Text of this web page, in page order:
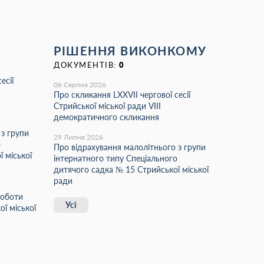
групи
міської
РІШЕННЯ ВИКОНКОМУ
ДОКУМЕНТІВ: 0
06 Серпня 2026
Про скликання LХХVІІ чергової сесії
Стрийської міської ради VIII
демократичного скликання
29 Липня 2026
Про відрахування малолітнього з групи
інтернатного типу Спеціального
дитячого садка № 15 Стрийської міської
ради
Усі